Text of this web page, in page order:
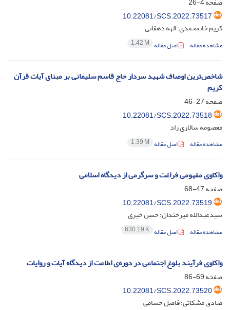
10.22081/SCS.2022.73517
کریم خانمحمدی؛ الهه دهقانی
مشاهده مقاله اصل مقاله 1.42 M
شاخص‌ترین اوصاف شهید سردار حاج قاسم سلیمانی بر مبنای آیات قرآن
کریم
صفحه27-46
10.22081/SCS.2022.73518
معصومه سالاری راد
مشاهده مقاله اصل مقاله 1.39 M
واکاوی مفهومی فراغت و سرگرمی از دیدگاه اسلامی
صفحه47-68
10.22081/SCS.2022.73519
سیدعبدالله میرخندان؛ حسن خیری
مشاهده مقاله اصل مقاله 630.19 K
واکاوی فرآیند بلوغ اجتماعی در دوره‌ی اطاعت از دیدگاه آیات و روایات
صفحه69-86
10.22081/SCS.2022.73520
صادق مشکاتی؛ فاضل حسامی